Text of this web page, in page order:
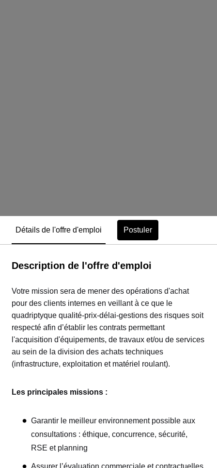
Détails de l'offre d'emploi Postuler
Description de l'offre d'emploi
Votre mission sera de mener des opérations d'achat
pour des clients internes en veillant à ce que le
quadriptyque qualité-prix-délai-gestions des risques soit
respecté afin d’établir les contrats permettant
l'acquisition d'équipements, de travaux et/ou de services
au sein de la division des achats techniques
(infrastructure, exploitation et matériel roulant).
Les principales missions :
Garantir le meilleur environnement possible aux
consultations : éthique, concurrence, sécurité,
RSE et planning
Assurer l’évaluation commerciale et contractuelles